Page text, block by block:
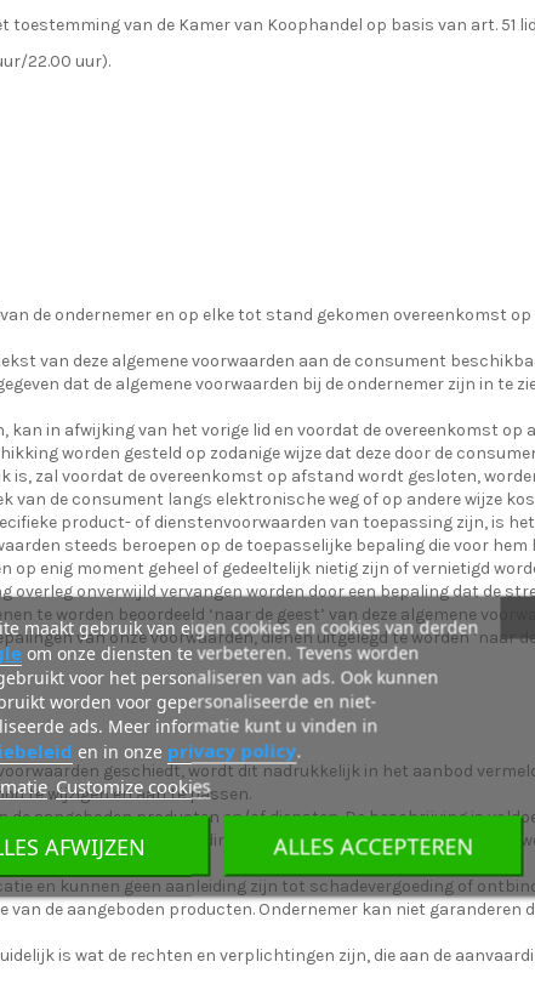
van de Kamer van Koophandel op basis van art. 51
22.00 uur).
de ondernemer en op elke tot stand gekomen overeenkomst
van deze algemene voorwaarden aan de consument
dat de algemene voorwaarden bij de ondernemer zijn in te
in afwijking van het vorige lid en voordat de overeenkomst op
worden gesteld op zodanige wijze dat deze door de
is, zal voordat de overeenkomst op afstand wordt gesloten,
van de consument langs elektronische weg of op andere wijze
product- of dienstenvoorwaarden van toepassing zijn, is
steeds beroepen op de toepasselijke bepaling die voor
op enig moment geheel of gedeeltelijk nietig zijn of vernietigd
onverwijld vervangen worden door een bepaling dat de
te worden beoordeeld ‘naar de geest’ van deze algemene
van onze voorwaarden, dienen uitgelegd te worden ‘naar
geschiedt, wordt dit nadrukkelijk in het aanbod
te wijzigen en aan te passen.
aangeboden producten en/of diensten. De beschrijving is
maakt van afbeeldingen zijn deze een waarheidsgetrouwe
ondernemer niet.
en kunnen geen aanleiding zijn tot schadevergoeding of
de aangeboden producten. Ondernemer kan niet garanderen
is wat de rechten en verplichtingen zijn, die aan de
maakt gebruik van eigen cookies en cookies van derden
om onze diensten te verbeteren. Tevens worden
voor het personaliseren van ads. Ook kunnen
worden voor gepersonaliseerde en niet-
ads. Meer informatie kunt u vinden in
en in onze privacy policy.
Customize cookies
AFWIJZEN ALLES ACCEPTEREN